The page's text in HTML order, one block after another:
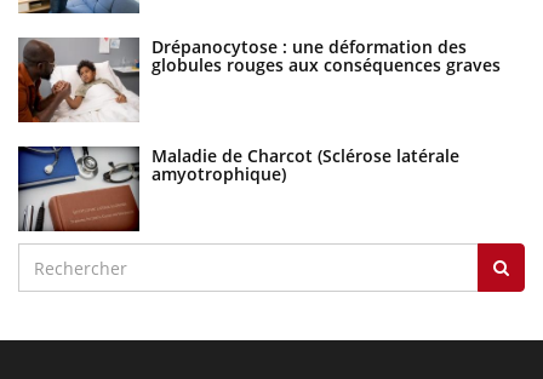
Drépanocytose : une déformation des
globules rouges aux conséquences graves
Maladie de Charcot (Sclérose latérale
amyotrophique)